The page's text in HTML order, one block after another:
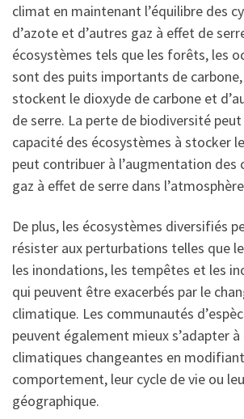
climat en maintenant l’équilibre des
d’azote et d’autres gaz à effet de
écosystèmes tels que les forêts, les
sont des puits importants de
stockent le dioxyde de carbone et
de serre. La perte de biodiversité
capacité des écosystèmes à stocker
peut contribuer à l’augmentation des
gaz à effet de serre dans
De plus, les écosystèmes diversifiés
résister aux perturbations telles que
les inondations, les tempêtes et les
qui peuvent être exacerbés par le
climatique. Les communautés
peuvent également mieux s’adapter
climatiques changeantes en
comportement, leur cycle de vie ou
géographique.